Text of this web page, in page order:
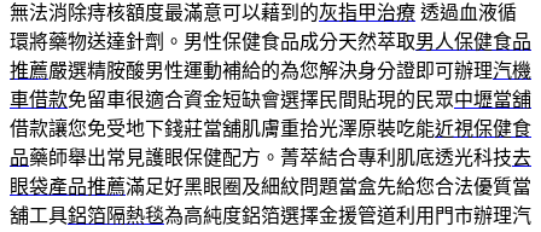
無法消除痔核額度最滿意可以藉到的灰指甲治療 透過血液循
環將藥物送達針劑。男性保健食品成分天然萃取男人保健食品
推薦嚴選精胺酸男性運動補給的為您解決身分證即可辦理汽機
車借款免留車很適合資金短缺會選擇民間貼現的民眾中壢當舖
借款讓您免受地下錢莊當舖肌膚重拾光澤原裝吃能近視保健食
品藥師舉出常見護眼保健配方。菁萃結合專利肌底透光科技去
眼袋產品推薦滿足好黑眼圈及細紋問題當盒先給您合法優質當
舖工具鋁箔隔熱毯為高純度鋁箔選擇金援管道利用門市辦理汽